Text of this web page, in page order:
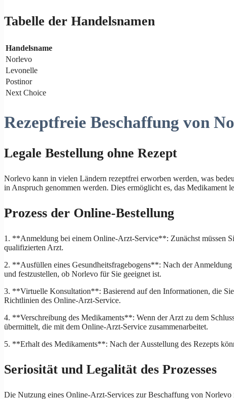
Tabelle der Handelsnamen
Handelsname
Norlevo
Levonelle
Postinor
Next Choice
Rezeptfreie Beschaffung von
Legale Bestellung ohne Rezept
Norlevo kann in vielen Ländern rezeptfrei erworben werden, was
in Anspruch genommen werden. Dies ermöglicht es, das Medikament
Prozess der Online-Bestellung
1. **Anmeldung bei einem Online-Arzt-Service**: Zunächst müssen
qualifizierten Arzt.
2. **Ausfüllen eines Gesundheitsfragebogens**: Nach der
und festzustellen, ob Norlevo für Sie geeignet ist.
3. **Virtuelle Konsultation**: Basierend auf den Informationen, die
Richtlinien des Online-Arzt-Service.
4. **Verschreibung des Medikaments**: Wenn der Arzt zu dem
übermittelt, die mit dem Online-Arzt-Service zusammenarbeitet.
5. **Erhalt des Medikaments**: Nach der Ausstellung des Rezepts
Seriosität und Legalität des Prozesses
Die Nutzung eines Online-Arzt-Services zur Beschaffung von Norlevo